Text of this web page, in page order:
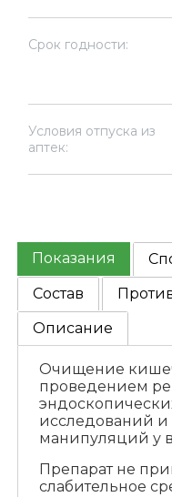
Срок годности:
Условия отпуска из
аптек:
Показания
Состав
Описание
Очищение
проведением
исследований и
манипуляций у
Препарат не
слабительное